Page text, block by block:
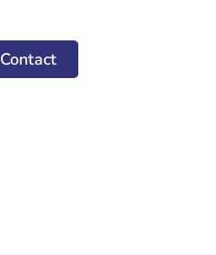
Contact